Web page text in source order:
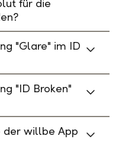
für die
"Glare" im ID
"ID Broken"
der willbe App